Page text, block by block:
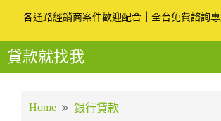
to
content
各通路經銷商案件歡迎配合 全台免費諮詢
貸款就找我
Home
銀行貸款